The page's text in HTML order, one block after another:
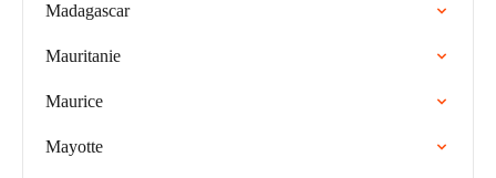
Madagascar
Mauritanie
Maurice
Mayotte